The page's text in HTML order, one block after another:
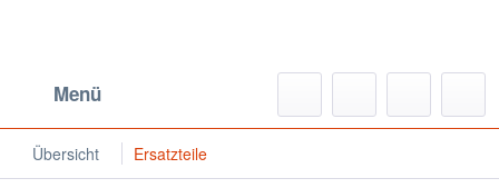
Menü
Übersicht Ersatzteile